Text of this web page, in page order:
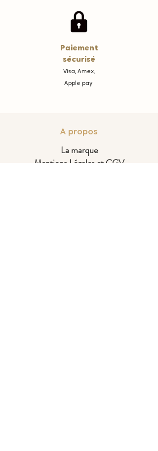
Paiement
sécurisé
Visa, Amex,
Apple pay
A propos
La marque
Mentions Légales et CGV